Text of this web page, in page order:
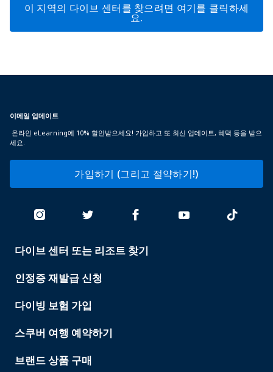
이 지역의 다이브 센터를 찾으려면 여기를 클릭하세
요.
이메일 업데이트
온라인 eLearning에 10% 할인받으세요! 가입하고 또 최신 업데이트, 혜택 등을 받으
세요.
가입하기 (그리고 절약하기!)
PADI
다이브 센터 또는 리조트 찾기
인정증 재발급 신청
다이빙 보험 가입
스쿠버 여행 예약하기
브랜드 상품 구매